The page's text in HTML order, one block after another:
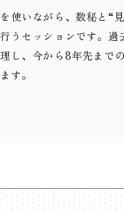
使いながら、数秘と“
うセッションです。過
し、今から8年先まで
す。